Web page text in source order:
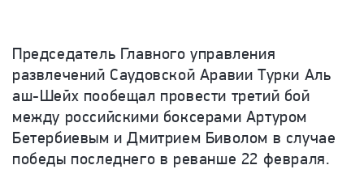
Председатель Главного управления
развлечений Саудовской Аравии Турки Аль
аш-Шейх пообещал провести третий бой
между российскими боксерами Артуром
Бетербиевым и Дмитрием Биволом в случае
победы последнего в реванше 22 февраля.